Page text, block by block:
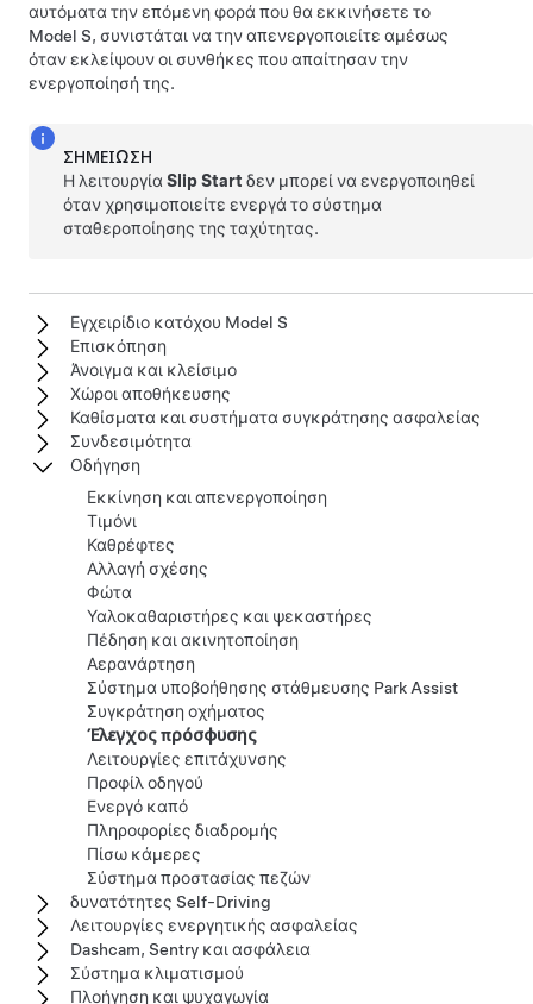
αυτόματα την επόμενη φορά που θα εκκινήσετε το
Model S, συνιστάται να την απενεργοποιείτε αμέσως
όταν εκλείψουν οι συνθήκες που απαίτησαν την
ενεργοποίησή της.
ΣΗΜΕΊΩΣΗ
Η λειτουργίαSlip Start δεν μπορεί να ενεργοποιηθεί
όταν χρησιμοποιείτε ενεργά το σύστημα
σταθεροποίησης της ταχύτητας.
Εγχειρίδιο κατόχου Model S
Επισκόπηση
Άνοιγμα και κλείσιμο
Χώροι αποθήκευσης
Καθίσματα και συστήματα συγκράτησης ασφαλείας
Συνδεσιμότητα
Οδήγηση
Εκκίνηση και απενεργοποίηση
Τιμόνι
Καθρέφτες
Αλλαγή σχέσης
Φώτα
Υαλοκαθαριστήρες και ψεκαστήρες
Πέδηση και ακινητοποίηση
Αερανάρτηση
Σύστημα υποβοήθησης στάθμευσης Park Assist
Συγκράτηση οχήματος
Έλεγχος πρόσφυσης
Λειτουργίες επιτάχυνσης
Προφίλ οδηγού
Ενεργό καπό
Πληροφορίες διαδρομής
Πίσω κάμερες
Σύστημα προστασίας πεζών
δυνατότητες Self-Driving
Λειτουργίες ενεργητικής ασφαλείας
Dashcam, Sentry και ασφάλεια
Σύστημα κλιματισμού
Πλοήγηση και ψυχαγωγία